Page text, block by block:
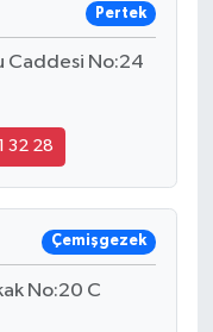
Pertek
Caddesi No:24
32 28
Çemişgezek
No:20 C